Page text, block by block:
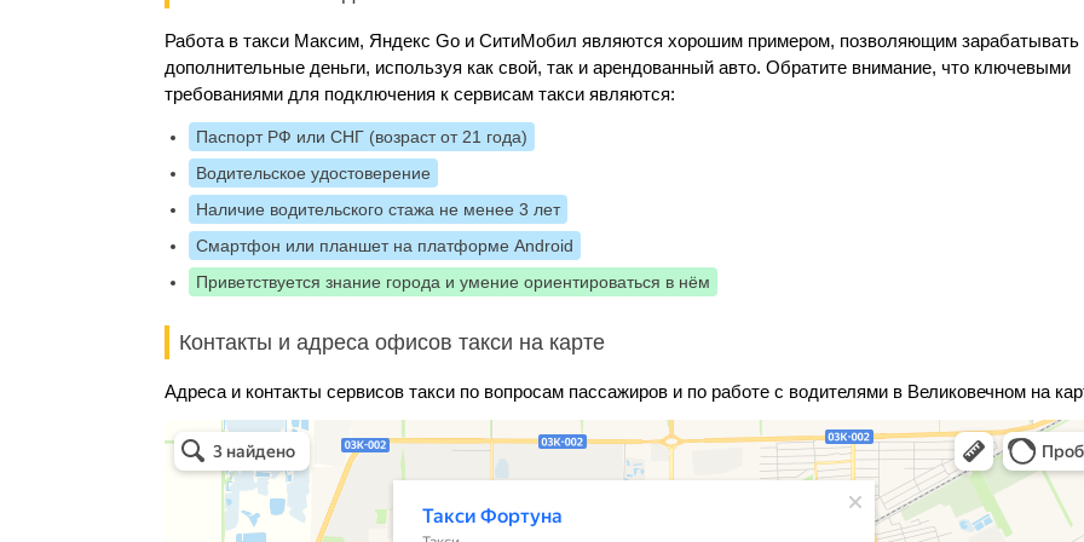
Работа в такси Максим, Яндекс Go и СитиМобил являются хорошим примером, позволяющим зарабатывать
дополнительные деньги, используя как свой, так и арендованный авто. Обратите внимание, что ключевыми
требованиями для подключения к сервисам такси являются:
Паспорт РФ или СНГ (возраст от 21 года)
Водительское удостоверение
Наличие водительского стажа не менее 3 лет
Смартфон или планшет на платформе Android
Приветствуется знание города и умение ориентироваться в нём
Контакты и адреса офисов такси на карте
Адреса и контакты сервисов такси по вопросам пассажиров и по работе с водителями в Великовечном на